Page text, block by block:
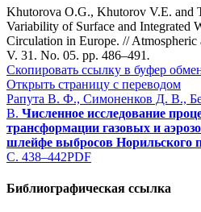
Khutorova O.G., Khutorov V.E. and
Variability of Surface and Integrated
Circulation in Europe. // Atmospheric
V. 31. No. 05. pp. 486–491.
Скопировать ссылку в буфер
Открыть страницу с переводом
Рапута В. Ф., Симоненков Д. В.,
В. Численное исследование
трансформации газовых и
шлейфе выбросов Норильского
С. 438–442PDF
Библиографическая ссылка